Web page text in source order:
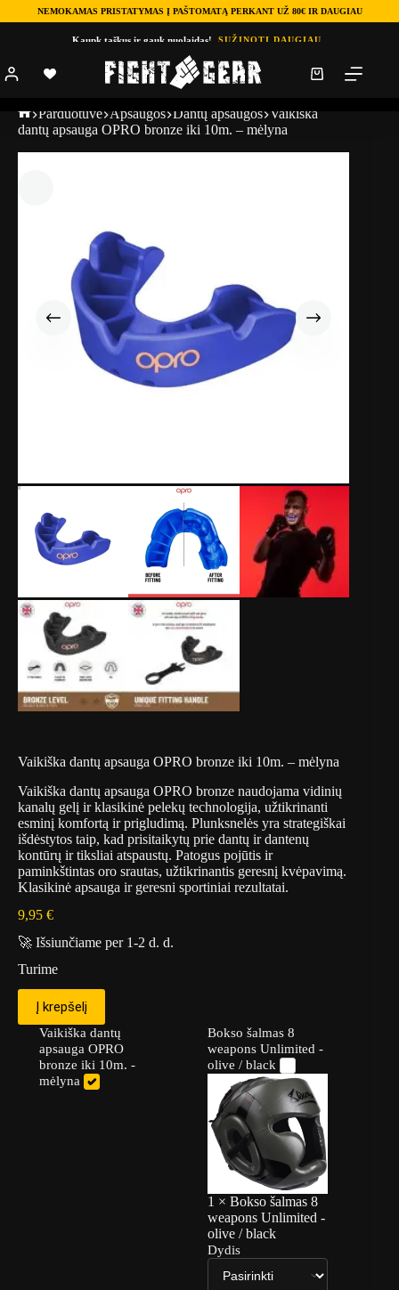
NEMOKAMAS PRISTATYMAS Į PAŠTOMATĄ PERKANT UŽ 80€ IR DAUGIAU
Kaupk taškus ir gauk nuolaidas! SUŽINOTI DAUGIAU
Parduotuve Apsaugos Dantų apsaugos Vaikiška
dantų apsauga OPRO bronze iki 10m. – mėlyna
Vaikiška dantų apsauga OPRO bronze iki 10m. – mėlyna
Vaikiška dantų apsauga OPRO bronze naudojama vidinių
kanalų gelį ir klasikinė pelekų technologija, užtikrinanti
esminį komfortą ir prigludimą. Plunksnelės yra strategiškai
išdėstytos taip, kad prisitaikytų prie dantų ir dantenų
kontūrų ir tiksliai atspaustų. Patogus pojūtis ir
paminkštintas oro srautas, užtikrinantis geresnį kvėpavimą.
Klasikinė apsauga ir geresni sportiniai rezultatai.
9,95 €
🚀 Išsiunčiame per 1-2 d. d.
Turime
Į krepšelį
Vaikiška dantų
apsauga OPRO
bronze iki 10m. -
mėlyna
Bokso šalmas 8
weapons Unlimited -
olive / black
1 × Bokso šalmas 8
weapons Unlimited -
olive / black
Dydis